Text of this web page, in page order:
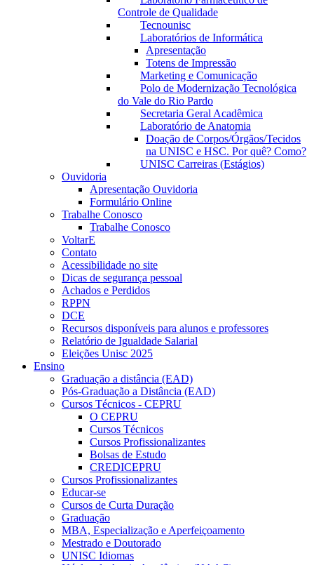
Controle de Qualidade
Tecnounisc
Laboratórios de Informática
Apresentação
Totens de Impressão
Marketing e Comunicação
Polo de Modernização Tecnológica
do Vale do Rio Pardo
Secretaria Geral Acadêmica
Laboratório de Anatomia
Doação de Corpos/Órgãos/Tecidos
na UNISC e HSC. Por quê? Como?
UNISC Carreiras (Estágios)
Ouvidoria
Apresentação Ouvidoria
Formulário Online
Trabalhe Conosco
Trabalhe Conosco
VoltarE
Contato
Acessibilidade no site
Dicas de segurança pessoal
Achados e Perdidos
RPPN
DCE
Recursos disponíveis para alunos e professores
Relatório de Igualdade Salarial
Eleições Unisc 2025
Ensino
Graduação a distância (EAD)
Pós-Graduação a Distância (EAD)
Cursos Técnicos - CEPRU
O CEPRU
Cursos Técnicos
Cursos Profissionalizantes
Bolsas de Estudo
CREDICEPRU
Cursos Profissionalizantes
Educar-se
Cursos de Curta Duração
Graduação
MBA, Especialização e Aperfeiçoamento
Mestrado e Doutorado
UNISC Idiomas